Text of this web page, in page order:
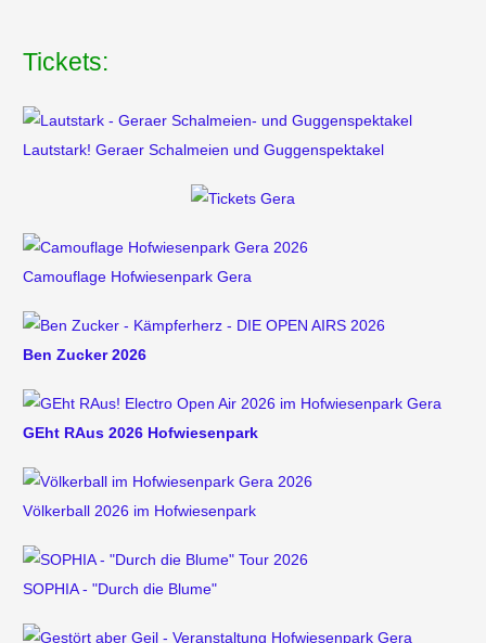
Tickets:
Lautstark! Geraer Schalmeien und Guggenspektakel
Camouflage Hofwiesenpark Gera
Ben Zucker 2026
GEht RAus 2026 Hofwiesenpark
Völkerball 2026 im Hofwiesenpark
SOPHIA - "Durch die Blume"